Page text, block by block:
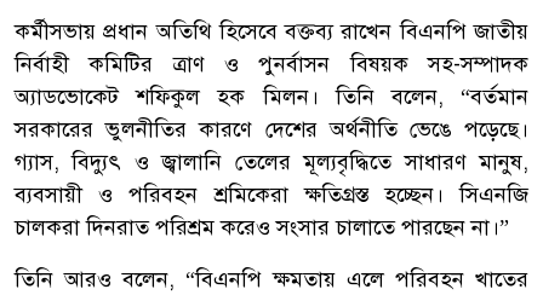
কর্মীসভায় প্রধান অতিথি হিসেবে বক্তব্য রাখেন বিএনপি জাতীয়
নির্বাহী কমিটির ত্রাণ ও পুনর্বাসন বিষয়ক সহ-সম্পাদক
অ্যাডভোকেট শফিকুল হক মিলন। তিনি বলেন, “বর্তমান
সরকারের ভুলনীতির কারণে দেশের অর্থনীতি ভেঙে পড়েছে।
গ্যাস, বিদ্যুৎ ও জ্বালানি তেলের মূল্যবৃদ্ধিতে সাধারণ মানুষ,
ব্যবসায়ী ও পরিবহন শ্রমিকেরা ক্ষতিগ্রস্ত হচ্ছেন। সিএনজি
চালকরা দিনরাত পরিশ্রম করেও সংসার চালাতে পারছেন না।”
তিনি আরও বলেন, “বিএনপি ক্ষমতায় এলে পরিবহন খাতের